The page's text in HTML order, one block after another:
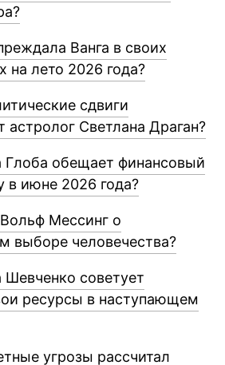
Ванга в своих
на лето 2026 года?
сдвиги
астролог Светлана Драган?
обещает финансовый
в июне 2026 года?
Мессинг о
выборе человечества?
советует
ресурсы в наступающем
угрозы рассчитал